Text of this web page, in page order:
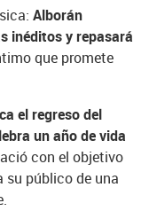
Alborán
inéditos y repasará
que promete
el regreso del
un año de vida
con el objetivo
su público de una